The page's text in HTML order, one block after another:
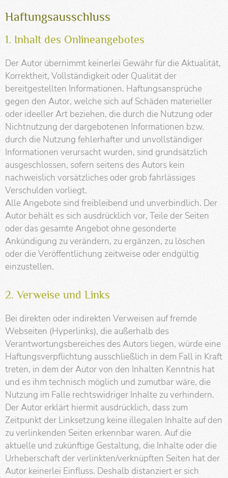
Haftungsausschluss
1. Inhalt des Onlineangebotes
Der Autor übernimmt keinerlei Gewähr für die Aktualität,
Korrektheit, Vollständigkeit oder Qualität der
bereitgestellten Informationen. Haftungsansprüche
gegen den Autor, welche sich auf Schäden materieller
oder ideeller Art beziehen, die durch die Nutzung oder
Nichtnutzung der dargebotenen Informationen bzw.
durch die Nutzung fehlerhafter und unvollständiger
Informationen verursacht wurden, sind grundsätzlich
ausgeschlossen, sofern seitens des Autors kein
nachweislich vorsätzliches oder grob fahrlässiges
Verschulden vorliegt.
Alle Angebote sind freibleibend und unverbindlich. Der
Autor behält es sich ausdrücklich vor, Teile der Seiten
oder das gesamte Angebot ohne gesonderte
Ankündigung zu verändern, zu ergänzen, zu löschen
oder die Veröffentlichung zeitweise oder endgültig
einzustellen.
2. Verweise und Links
Bei direkten oder indirekten Verweisen auf fremde
Webseiten (Hyperlinks), die außerhalb des
Verantwortungsbereiches des Autors liegen, würde eine
Haftungsverpflichtung ausschließlich in dem Fall in Kraft
treten, in dem der Autor von den Inhalten Kenntnis hat
und es ihm technisch möglich und zumutbar wäre, die
Nutzung im Falle rechtswidriger Inhalte zu verhindern.
Der Autor erklärt hiermit ausdrücklich, dass zum
Zeitpunkt der Linksetzung keine illegalen Inhalte auf den
zu verlinkenden Seiten erkennbar waren. Auf die
aktuelle und zukünftige Gestaltung, die Inhalte oder die
Urheberschaft der verlinkten/verknüpften Seiten hat der
Autor keinerlei Einfluss. Deshalb distanziert er sich